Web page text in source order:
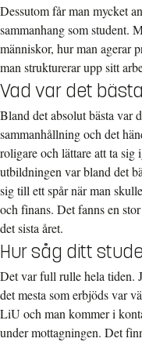
Dessutom får man mycket
sammanhang som student.
människor, hur man agerar
man strukturerar upp sitt
Vad var det
Bland det absolut bästa var
sammanhållning och det
roligare och lättare att ta sig
utbildningen var bland det
sig till ett spår när man
och finans. Det fanns en
det sista året.
Hur såg ditt
Det var full rulle hela tiden.
det mesta som erbjöds var
LiU och man kommer i
under mottagningen. Det